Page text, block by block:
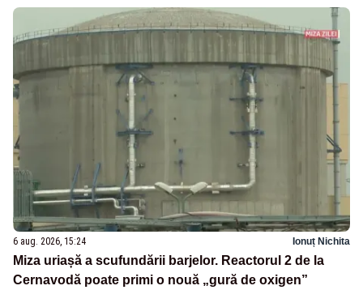
6 aug. 2026, 15:24 Ionuț Nichita
Miza uriașă a scufundării barjelor. Reactorul 2 de la
Cernavodă poate primi o nouă „gură de oxigen”